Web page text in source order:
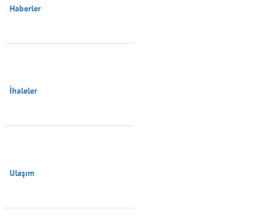
Haberler
İhaleler
Ulaşım